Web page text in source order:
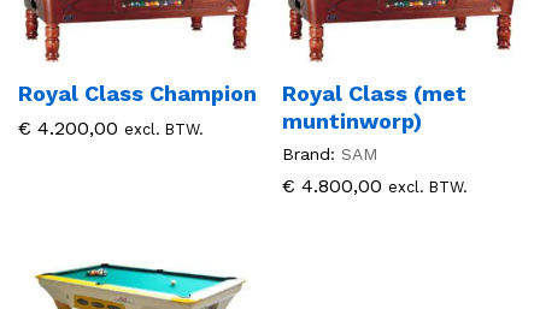
Royal Class Champion
€ 4.200,00 excl. BTW.
Royal Class (met
muntinworp)
Brand: SAM
€ 4.800,00 excl. BTW.